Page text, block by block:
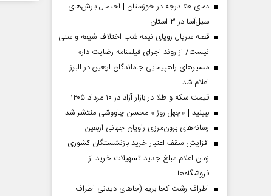
دمای ۵۰ درجه در خوزستان | احتمال بارش‌های
سیل‌آسا در ۳ استان
قصه سریال رویای نیمه شب اختلاف شیعه و سنی
نیست/ از روند اجرای فیلمنامه رضایت دارم
مسیر‌های راهپیمایی جاماندگان اربعین در البرز
اعلام شد
قیمت سکه و طلا در بازار آزاد در ۱۰ مرداد ۱۴۰۵
ببینید | «چهل روز » محسن چاووشی منتشر شد
رسانه‌های برون‌مرزی راویان جهانی اربعین
افزایش سقف اعتبار خرید بازنشستگان کشوری |
زمان اعلام مبلغ جدید تسهیلات خرید از
فروشگاه‌ها
اطراف رشت کجا بریم (جاهای دیدنی اطراف